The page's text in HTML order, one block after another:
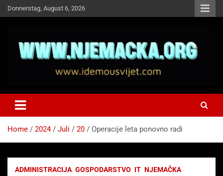
Skip
to
Donnerstag, August 6, 2026
Idemo u Svijet-Njemacka!
Home 2024 Juli 20 Operacije leta ponovno radi
ADMINISTRACIJA GOSPODARSTVO IT NJEMAČKA